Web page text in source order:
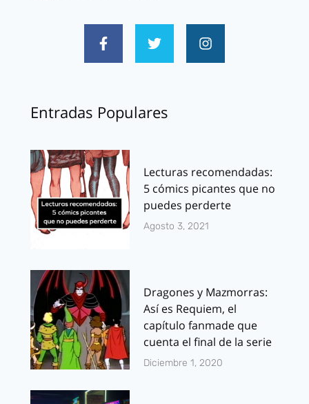
Entradas Populares
Lecturas recomendadas:
5 cómics picantes que no
puedes perderte
Agosto 3, 2021
Dragones y Mazmorras:
Así es Requiem, el
capítulo fanmade que
cuenta el final de la serie
Diciembre 1, 2020